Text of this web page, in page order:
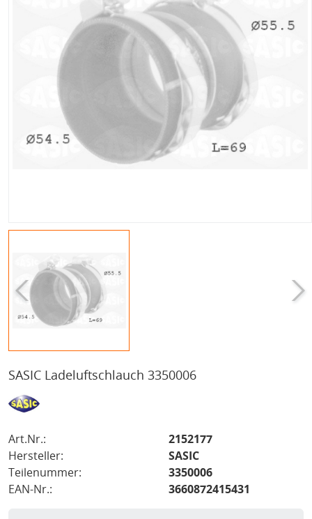
SASIC Ladeluftschlauch 3350006
Art.Nr.:
2152177
Hersteller:
SASIC
Teilenummer:
3350006
EAN-Nr.:
3660872415431